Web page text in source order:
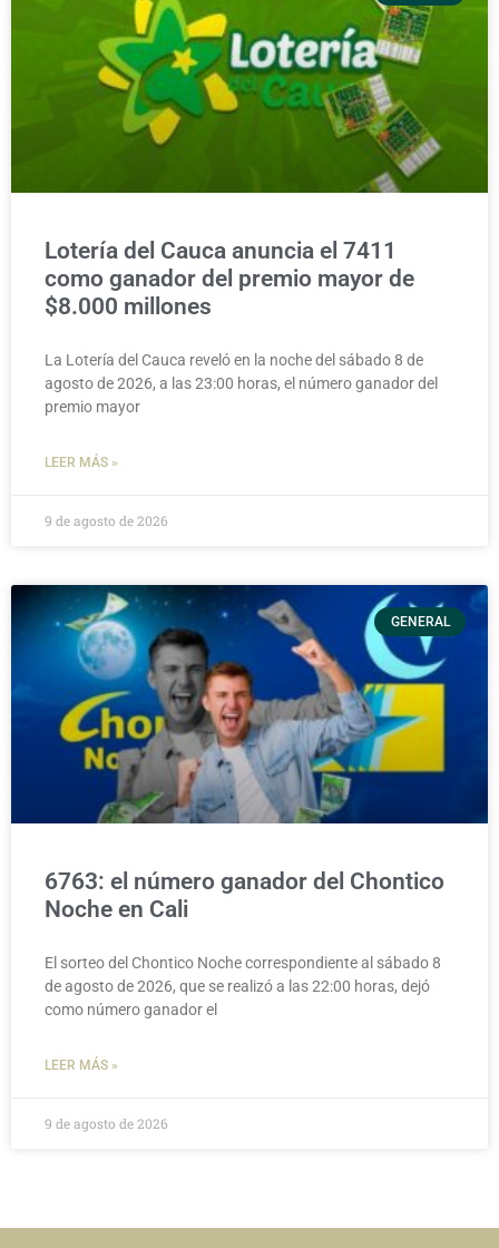
Lotería del Cauca anuncia el 7411
como ganador del premio mayor de
$8.000 millones
La Lotería del Cauca reveló en la noche del sábado 8 de
agosto de 2026, a las 23:00 horas, el número ganador del
premio mayor
LEER MÁS »
9 de agosto de 2026
GENERAL
6763: el número ganador del Chontico
Noche en Cali
El sorteo del Chontico Noche correspondiente al sábado 8
de agosto de 2026, que se realizó a las 22:00 horas, dejó
como número ganador el
LEER MÁS »
9 de agosto de 2026